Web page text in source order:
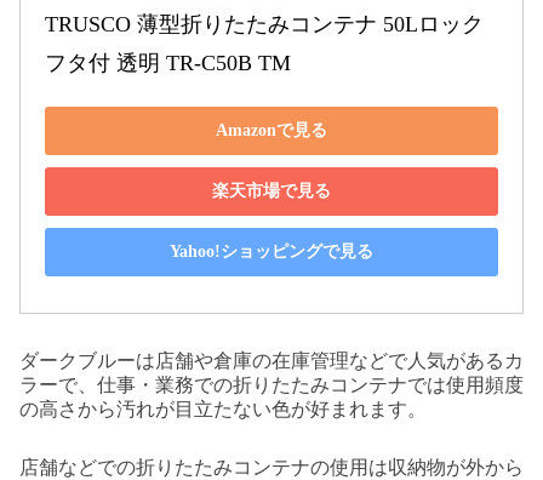
TRUSCO 薄型折りたたみコンテナ 50Lロック
フタ付 透明 TR-C50B TM
Amazonで見る
楽天市場で見る
Yahoo!ショッピングで見る
ダークブルーは店舗や倉庫の在庫管理などで人気があるカ
ラーで、仕事・業務での折りたたみコンテナでは使用頻度
の高さから汚れが目立たない色が好まれます。
店舗などでの折りたたみコンテナの使用は収納物が外から